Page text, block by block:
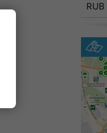
RUB